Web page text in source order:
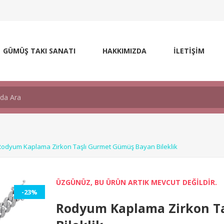
GÜMÜŞ TAKI SANATI HAKKIMIZDA İLETİŞİM
Kaplama Zirkon Taşlı Gurmet Gümüş Bayan Bileklik
-23%
ÜZGÜNÜZ, BU ÜRÜN ARTIK MEVCUT DEĞİLDİR.
Rodyum Kaplama Zirkon